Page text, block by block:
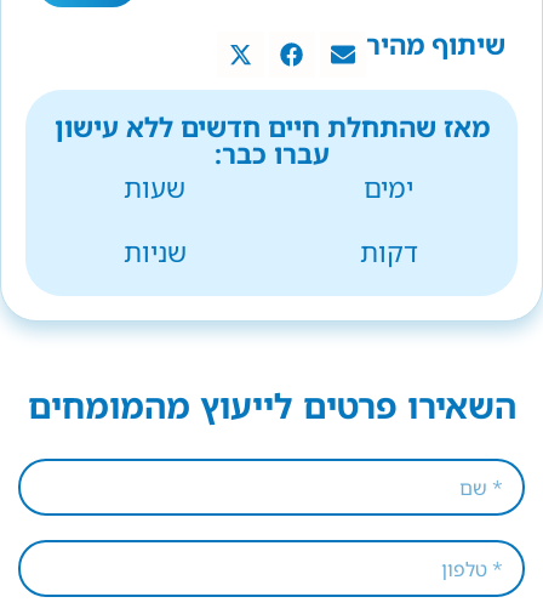
שיתוף מהיר
מאז שהתחלת חיים חדשים ללא עישון
עברו כבר:
ימים
שעות
דקות
שניות
השאירו פרטים לייעוץ מהמומחים